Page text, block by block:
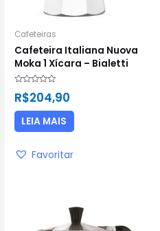
Cafeteiras
Cafeteira Italiana Nuova
Moka 1 Xícara – Bialetti
Avaliação
0
5
R$204,90
LEIA MAIS
Favoritar